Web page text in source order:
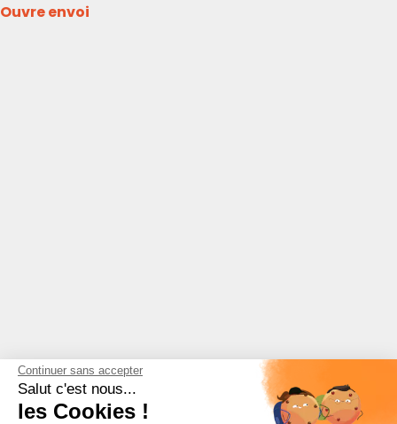
Ouvre envoi
Continuer sans accepter
Salut c'est nous...
les Cookies !